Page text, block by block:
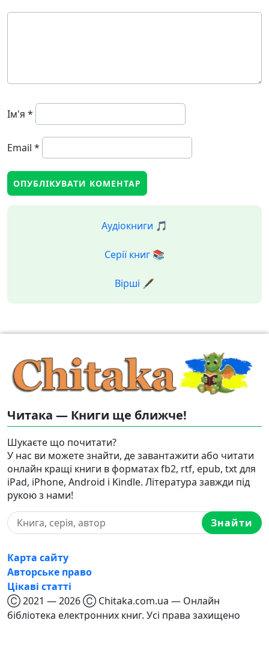
Ім'я *
Email *
Аудіокниги 🎵
Серії книг 📚
Вірші 🖋️
Читака — Книги ще ближче!
Шукаєте що почитати?
У нас ви можете знайти, де завантажити або читати
онлайн кращі книги в форматах fb2, rtf, epub, txt для
iPad, iPhone, Android і Kindle. Література завжди під
рукою з нами!
Знайти
Карта сайту
Авторське право
Цікаві статті
Ⓒ 2021 — 2026 Ⓒ Chitaka.com.ua — Онлайн
бібліотека електронних книг. Усі права захищено